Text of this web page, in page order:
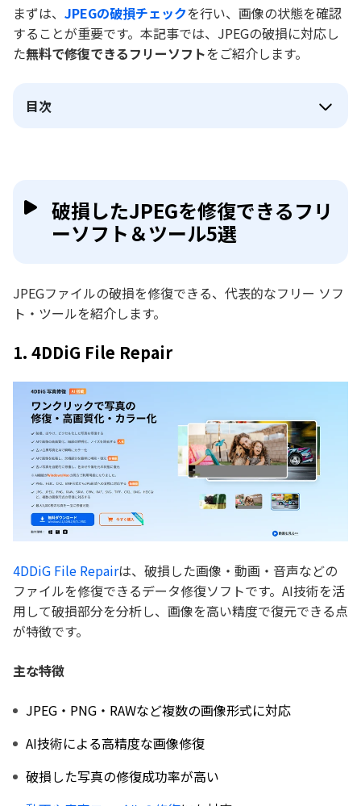
まずは、 JPEGの破損チェックを行い、画像の状態を確認
することが重要です。本記事では、JPEGの破損に対応し
た無料で修復できるフリーソフトをご紹介します。
目次
破損したJPEGを修復できるフリ
ーソフト＆ツール5選
JPEGファイルの破損を修復できる、代表的なフリー ソフ
ト・ツールを紹介します。
1. 4DDiG File Repair
4DDiG File Repairは、破損した画像・動画・音声などの
ファイルを修復できるデータ修復ソフトです。AI技術を活
用して破損部分を分析し、画像を高い精度で復元できる点
が特徴です。
主な特徴
JPEG・PNG・RAWなど複数の画像形式に対応
AI技術による高精度な画像修復
破損した写真の修復成功率が高い